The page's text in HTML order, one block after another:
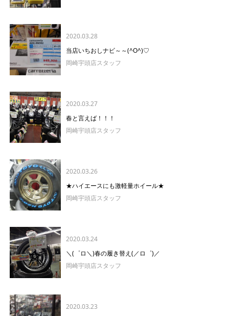
2020.03.28
当店いちおしナビ～～(^O^)♡
岡崎宇頭店スタッフ
2020.03.27
春と言えば！！！
岡崎宇頭店スタッフ
2020.03.26
★ハイエースにも激軽量ホイール★
岡崎宇頭店スタッフ
2020.03.24
＼(゜ロ＼)春の履き替え(／ロ゜)／
岡崎宇頭店スタッフ
2020.03.23